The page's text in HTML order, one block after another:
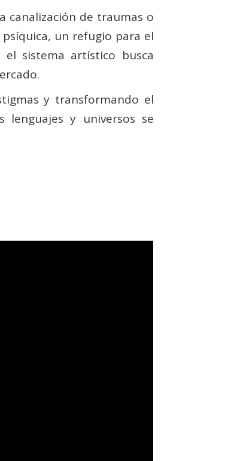
canalización de traumas o
un refugio para el
sistema artístico busca
y transformando el
lenguajes y universos se